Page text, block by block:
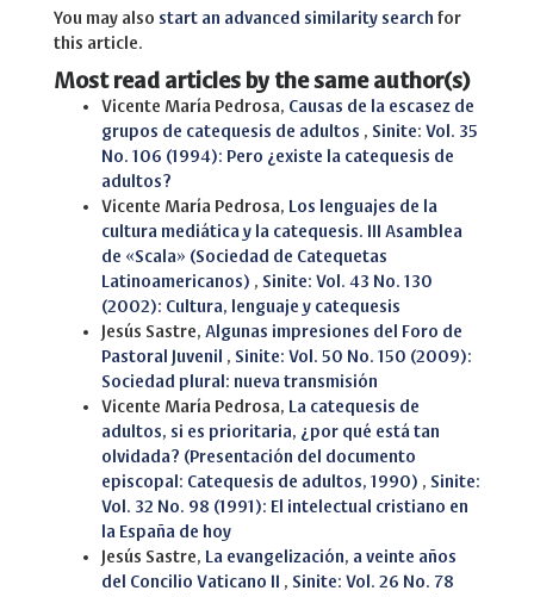
You may also start an advanced similarity search for
this article.
Most read articles by the same author(s)
Vicente María Pedrosa, Causas de la escasez de
grupos de catequesis de adultos , Sinite: Vol. 35
No. 106 (1994): Pero ¿existe la catequesis de
adultos?
Vicente María Pedrosa, Los lenguajes de la
cultura mediática y la catequesis. III Asamblea
de «Scala» (Sociedad de Catequetas
Latinoamericanos) , Sinite: Vol. 43 No. 130
(2002): Cultura, lenguaje y catequesis
Jesús Sastre, Algunas impresiones del Foro de
Pastoral Juvenil , Sinite: Vol. 50 No. 150 (2009):
Sociedad plural: nueva transmisión
Vicente María Pedrosa, La catequesis de
adultos, si es prioritaria, ¿por qué está tan
olvidada? (Presentación del documento
episcopal: Catequesis de adultos, 1990) , Sinite:
Vol. 32 No. 98 (1991): El intelectual cristiano en
la España de hoy
Jesús Sastre, La evangelización, a veinte años
del Concilio Vaticano II , Sinite: Vol. 26 No. 78